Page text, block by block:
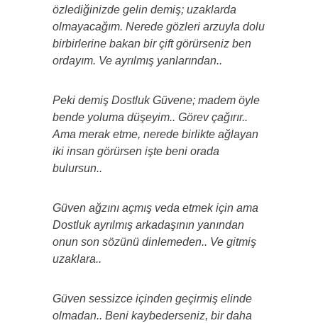
özlediğinizde gelin demiş; uzaklarda
olmayacağım. Nerede gözleri arzuyla dolu
birbirlerine bakan bir çift görürseniz ben
ordayım. Ve ayrılmış yanlarından..
Peki demiş Dostluk Güvene; madem öyle
bende yoluma düşeyim.. Görev çağırır..
Ama merak etme, nerede birlikte ağlayan
iki insan görürsen işte beni orada
bulursun..
Güven ağzını açmış veda etmek için ama
Dostluk ayrılmış arkadaşının yanından
onun son sözünü dinlemeden.. Ve gitmiş
uzaklara..
Güven sessizce içinden geçirmiş elinde
olmadan.. Beni kaybederseniz, bir daha